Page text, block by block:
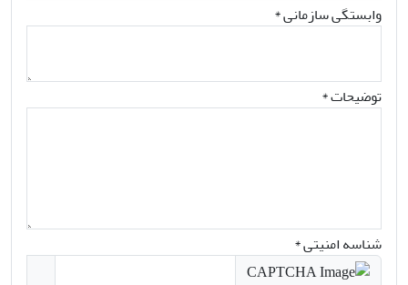
وابستگی سازمانی *
توضیحات *
شناسه امنیتی *